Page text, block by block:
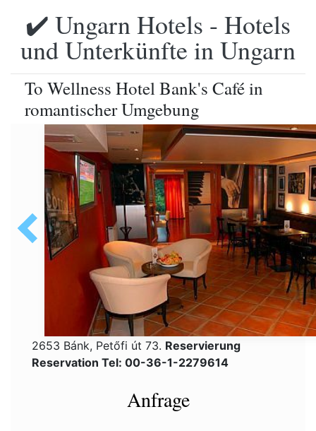
✔️ Ungarn Hotels - Hotels
und Unterkünfte in Ungarn
To Wellness Hotel Bank's Café in
romantischer Umgebung
2653 Bánk, Petőfi út 73. Reservierung
Reservation Tel: 00-36-1-2279614
Anfrage